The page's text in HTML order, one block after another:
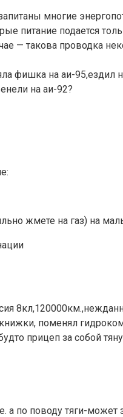
многие
питание подается
— такова проводка
фишка на аи-95,ездил
на аи-92?
жмете на газ) на
поменял
прицеп за собой
а по поводу тяги-